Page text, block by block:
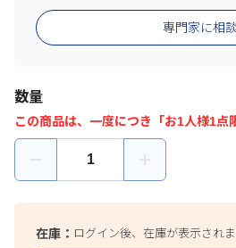
専門家に相
数量
この商品は、一度につき「お1人様1点
在庫： ログイン後、在庫が表示され